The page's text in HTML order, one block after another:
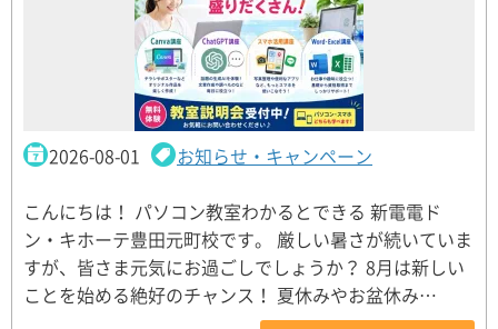
2026-08-01 お知らせ・キャンペーン
こんにちは！ パソコン教室わかるとできる 新電電ド
ン・キホーテ豊田元町校です。 厳しい暑さが続いていま
すが、皆さま元気にお過ごしでしょうか？ 8月は新しい
ことを始める絶好のチャンス！ 夏休みやお盆休み…